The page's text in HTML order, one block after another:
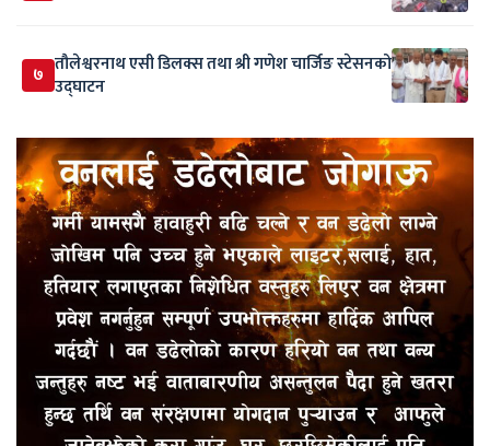
७ तौलेश्वरनाथ एसी डिलक्स तथा श्री गणेश चार्जिङ स्टेसनको
उद्घाटन